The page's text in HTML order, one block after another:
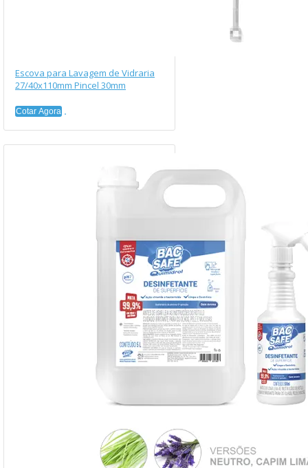
Escova para Lavagem de Vidraria
27/40x110mm Pincel 30mm
Cotar Agora